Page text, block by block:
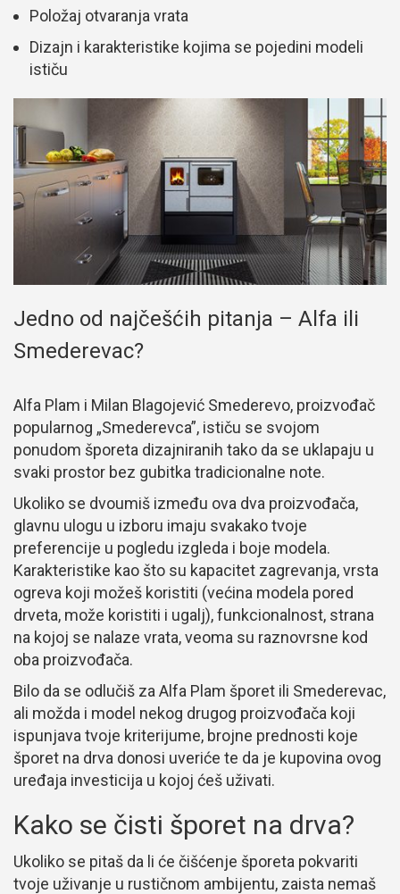
Položaj otvaranja vrata
Dizajn i karakteristike kojima se pojedini modeli
ističu
Jedno od najčešćih pitanja – Alfa ili
Smederevac?
Alfa Plam i Milan Blagojević Smederevo, proizvođač
popularnog „Smederevca”, ističu se svojom
ponudom šporeta dizajniranih tako da se uklapaju u
svaki prostor bez gubitka tradicionalne note.
Ukoliko se dvoumiš između ova dva proizvođača,
glavnu ulogu u izboru imaju svakako tvoje
preferencije u pogledu izgleda i boje modela.
Karakteristike kao što su kapacitet zagrevanja, vrsta
ogreva koji možeš koristiti (većina modela pored
drveta, može koristiti i ugalj), funkcionalnost, strana
na kojoj se nalaze vrata, veoma su raznovrsne kod
oba proizvođača.
Bilo da se odlučiš za Alfa Plam šporet ili Smederevac,
ali možda i model nekog drugog proizvođača koji
ispunjava tvoje kriterijume, brojne prednosti koje
šporet na drva donosi uveriće te da je kupovina ovog
uređaja investicija u kojoj ćeš uživati.
Kako se čisti šporet na drva?
Ukoliko se pitaš da li će čišćenje šporeta pokvariti
tvoje uživanje u rustičnom ambijentu, zaista nemaš